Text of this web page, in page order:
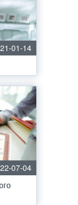
01-14
07-04